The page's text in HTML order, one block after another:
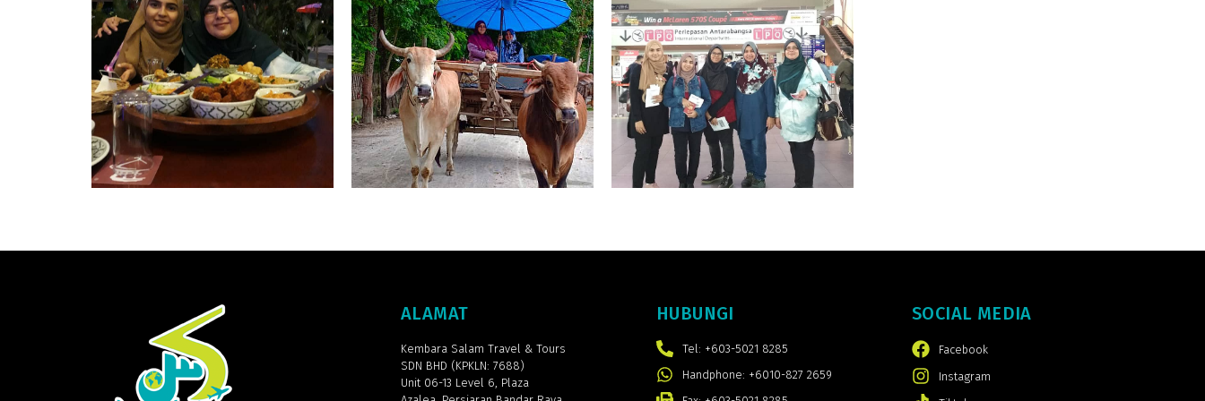
ALAMAT
Kembara Salam Travel & Tours
SDN BHD (KPKLN: 7688)
Unit 06-13 Level 6, Plaza
HUBUNGI
Tel: +603-5021 8285
Handphone: +6010-827 2659
SOCIAL MEDIA
Facebook
Instagram